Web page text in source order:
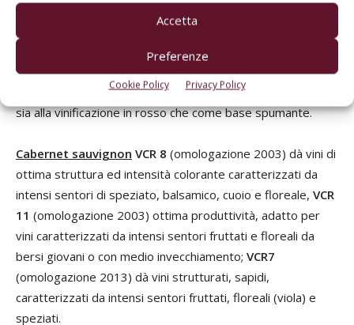
Accetta
Preferenze
Cookie Policy Privacy Policy
intensità colorante, profumati (viola e speziato), dotati di
(omologazione 2000) per vini ricchi
in antociani e polifenoli, particolarmente aromatici (floreale
e frutti rossi),VCR 9(omologazione 2003) per vini con
particolari profumi di frutti di sottobosco e ciliegia, adatti
sia alla vinificazione in rosso che come base spumante.
Cabernet sauvignon VCR 8 (omologazione 2003) dà vini di
ottima struttura ed intensità colorante caratterizzati da
intensi sentori di speziato, balsamico, cuoio e floreale, VCR
11 (omologazione 2003) ottima produttività, adatto per
vini caratterizzati da intensi sentori fruttati e floreali da
bersi giovani o con medio invecchiamento; VCR7
(omologazione 2013) dà vini strutturati, sapidi,
caratterizzati da intensi sentori fruttati, floreali (viola) e
speziati.